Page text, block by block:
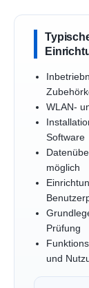
WLAN-
Software
möglich
Prüfung
und